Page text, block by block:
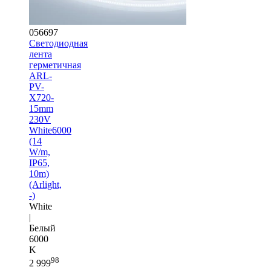
056697
Светодиодная
лента
герметичная
ARL-
PV-
X720-
15mm
230V
White6000
(14
W/m,
IP65,
10m)
(Arlight,
-)
White
|
Белый
6000
K
2 99998